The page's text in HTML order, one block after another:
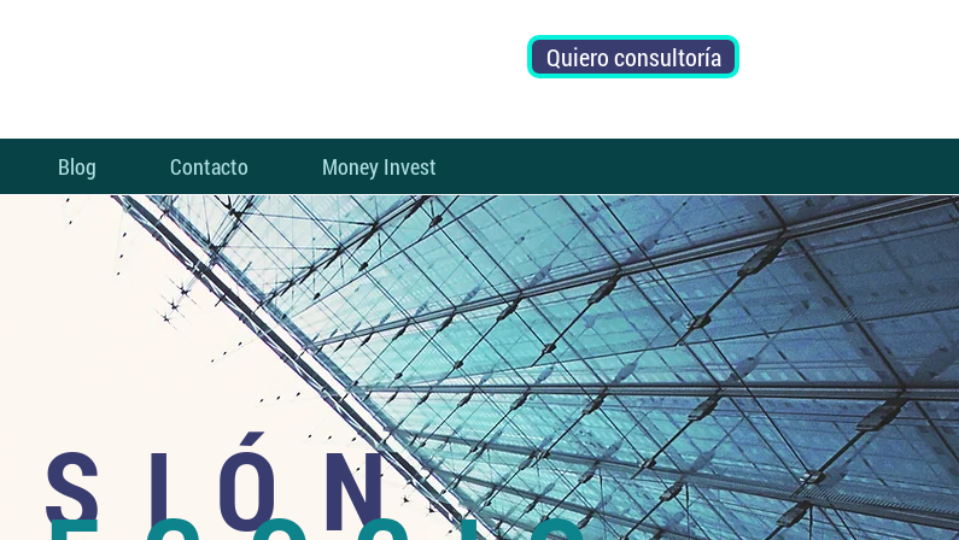
Quiero consultoría
Blog Contacto Money Invest